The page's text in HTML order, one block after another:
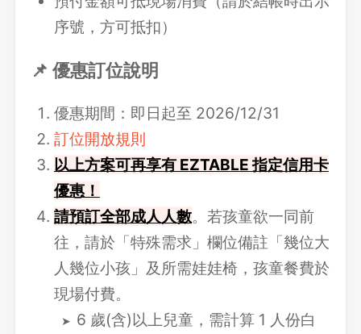
序號，方可抵扣）
📌 優惠訂位說明
優惠期間：即日起至 2026/12/31
訂位開放規則
以上方案可再享有 EZTABLE 指定信用卡
優惠！
請預訂全部成人人數。若孩童欲一同前
往，請於「特殊需求」欄位備註「幾位大
人幾位小孩」及所需娃娃椅，孩童餐費於
現場付費。
6 歲(含)以上兒童，需計算 1 人份白